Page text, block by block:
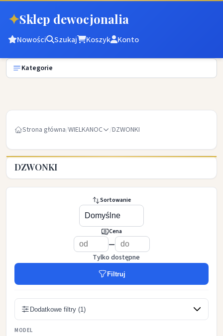
✦Sklep dewocjonalia
Nowości Szukaj Koszyk Konto
Kategorie
Strona główna/WIELKANOC /DZWONKI
DZWONKI
Sortowanie
Cena
—
Tylko dostępne
Filtruj
Dodatkowe filtry (1)
MODEL